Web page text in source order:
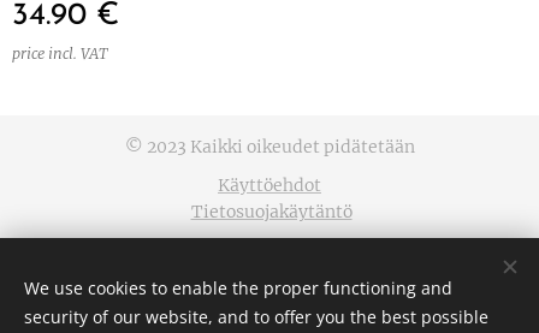
34.90 €
price incl. VAT
© 2023 Kaikki oikeudet pidätetään
Käyttöehdot
Tietosuojakäytäntö
Languages
We use cookies to enable the proper functioning and
security of our website, and to offer you the best possible